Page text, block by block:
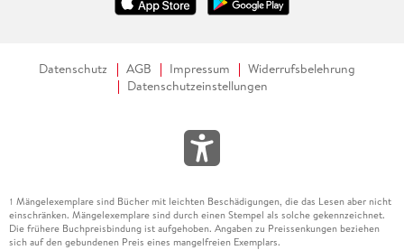
Datenschutz AGB Impressum
Widerrufsbelehrung
Datenschutzeinstellungen
1 Mängelexemplare sind Bücher mit leichten Beschädigungen, die das Lesen aber nicht
einschränken. Mängelexemplare sind durch einen Stempel als solche gekennzeichnet.
Die frühere Buchpreisbindung ist aufgehoben. Angaben zu Preissenkungen beziehen
sich auf den gebundenen Preis eines mangelfreien Exemplars.